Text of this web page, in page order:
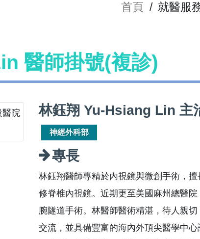
首頁 / 就醫服
醫師掛號(複診)
林鈺翔 Yu-Hsiang Lin 主
神經外科部
專長
林鈺翔醫師專精於內視鏡與微創手術，
修脊椎內視鏡。近期更至美國麻州總醫
腕隧道手術。林醫師醫術精湛，待人親
交流，並具備豐富的海內外頂尖醫學中心